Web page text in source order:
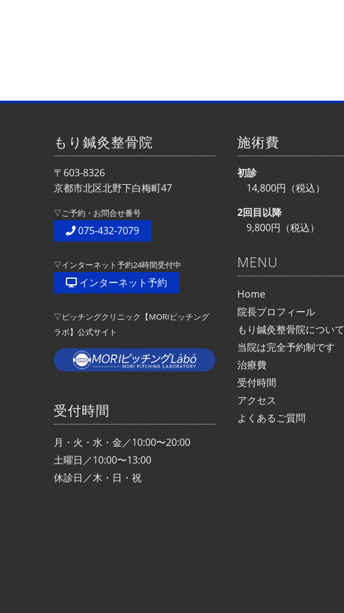
もり鍼灸整骨院
〒603-8326
京都市北区北野下白梅町47
▽ご予約・お問合せ番号
075-432-7079
▽インターネット予約24時間受付中
インターネット予約
▽ピッチングクリニック【MORIピッチング
ラボ】公式サイト
受付時間
月・火・水・金／10:00〜20:00
土曜日／10:00〜13:00
休診日／木・日・祝
施術費
初診
14,800円（税込）
2回目以降
9,800円（税込）
MENU
Home
院長プロフィール
もり鍼灸整骨院について
当院は完全予約制です
治療費
受付時間
アクセス
よくあるご質問